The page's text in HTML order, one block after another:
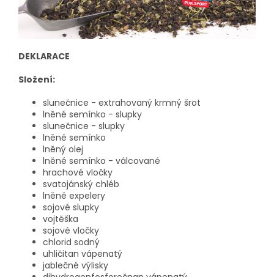
DEKLARACE
Složení:
slunečnice - extrahovaný krmný šrot
lněné semínko - slupky
slunečnice - slupky
lněné semínko
lněný olej
lněné semínko - válcované
hrachové vločky
svatojánský chléb
lněné expelery
sojové slupky
vojtěška
sojové vločky
chlorid sodný
uhličitan vápenatý
jablečné výlisky